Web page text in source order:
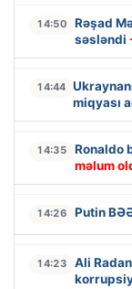
14:50
Rəşad
səsləndi
14:44
miqyası
14:35 Ronaldo
məlum
14:26 Putin
14:23
Ali